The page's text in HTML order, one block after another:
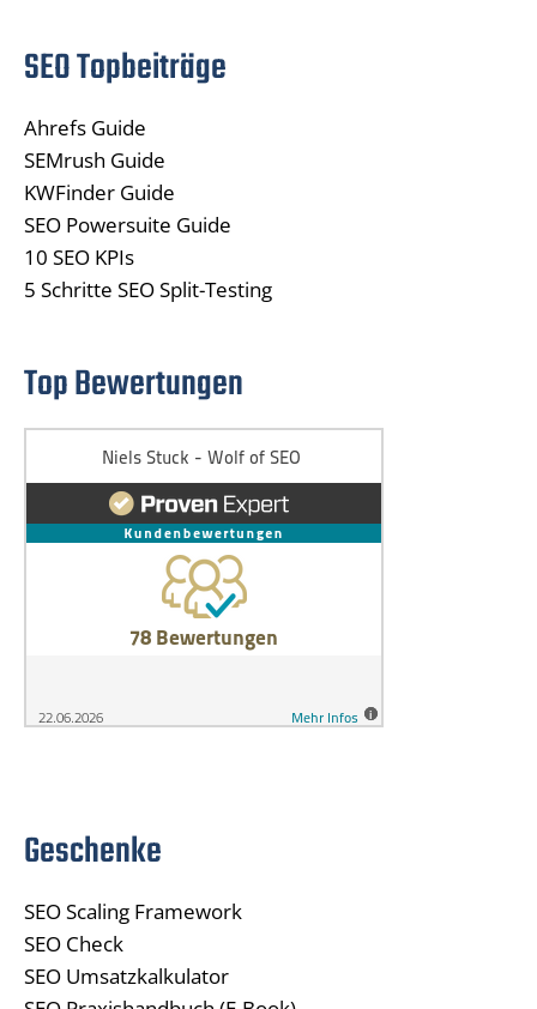
SEO Topbeiträge
Ahrefs Guide
SEMrush Guide
KWFinder Guide
SEO Powersuite Guide
10 SEO KPIs
5 Schritte SEO Split-Testing
Top Bewertungen
Geschenke
SEO Scaling Framework
SEO Check
SEO Umsatzkalkulator